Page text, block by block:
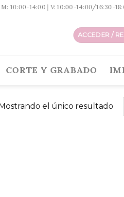
10:00-14:00 | V: 10:00-14:00/16:30-
ACCEDER /
CORTE Y GRABADO
el único resultado